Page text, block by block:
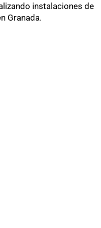
instalaciones de
Granada.